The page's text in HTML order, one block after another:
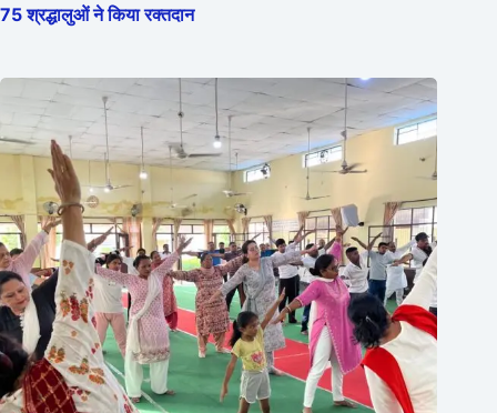
75 श्रद्धालुओं ने किया रक्तदान